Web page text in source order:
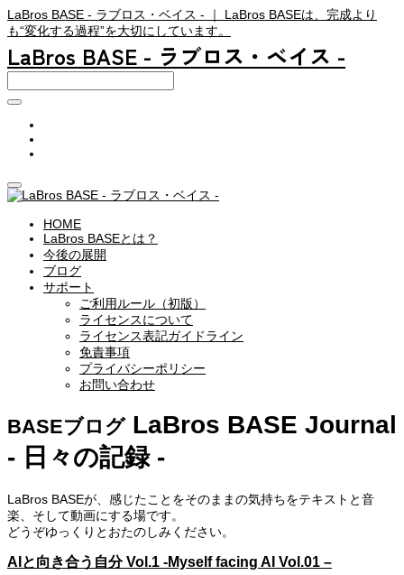
LaBros BASE - ラブロス・ベイス - ｜ LaBros BASEは、完成より
も“変化する過程”を大切にしています。
LaBros BASE - ラブロス・ベイス -
HOME
LaBros BASEとは？
今後の展開
ブログ
サポート
ご利用ルール（初版）
ライセンスについて
ライセンス表記ガイドライン
免責事項
プライバシーポリシー
お問い合わせ
BASEブログ LaBros BASE Journal
- 日々の記録 -
LaBros BASEが、感じたことをそのままの気持ちをテキストと音
楽、そして動画にする場です。
どうぞゆっくりとおたのしみください。
AIと向き合う自分 Vol.1 -Myself facing AI Vol.01 –